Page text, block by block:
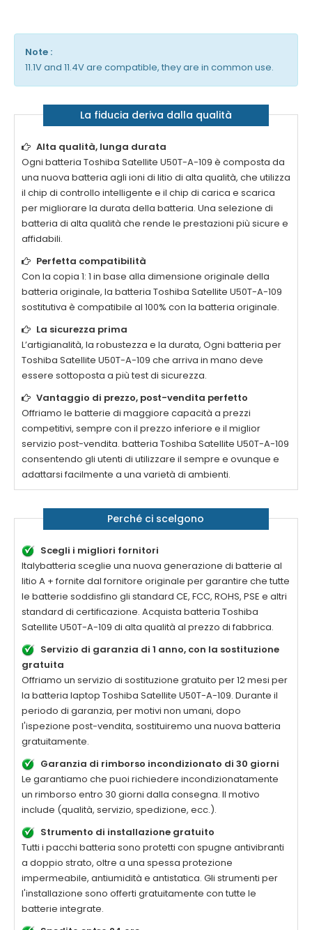
Note :
11.1V and 11.4V are compatible, they are in common use.
La fiducia deriva dalla qualità
Alta qualità, lunga durata
Ogni batteria Toshiba Satellite U50T-A-109 è composta da
una nuova batteria agli ioni di litio di alta qualità, che utilizza
il chip di controllo intelligente e il chip di carica e scarica
per migliorare la durata della batteria. Una selezione di
batteria di alta qualità che rende le prestazioni più sicure e
affidabili.
Perfetta compatibilità
Con la copia 1: 1 in base alla dimensione originale della
batteria originale, la batteria Toshiba Satellite U50T-A-109
sostitutiva è compatibile al 100% con la batteria originale.
La sicurezza prima
L’artigianalità, la robustezza e la durata, Ogni batteria per
Toshiba Satellite U50T-A-109 che arriva in mano deve
essere sottoposta a più test di sicurezza.
Vantaggio di prezzo, post-vendita perfetto
Offriamo le batterie di maggiore capacità a prezzi
competitivi, sempre con il prezzo inferiore e il miglior
servizio post-vendita. batteria Toshiba Satellite U50T-A-109
consentendo gli utenti di utilizzare il sempre e ovunque e
adattarsi facilmente a una varietà di ambienti.
Perché ci scelgono
Scegli i migliori fornitori
Italybatteria sceglie una nuova generazione di batterie al
litio A + fornite dal fornitore originale per garantire che tutte
le batterie soddisfino gli standard CE, FCC, ROHS, PSE e altri
standard di certificazione. Acquista batteria Toshiba
Satellite U50T-A-109 di alta qualità al prezzo di fabbrica.
Servizio di garanzia di 1 anno, con la sostituzione
gratuita
Offriamo un servizio di sostituzione gratuito per 12 mesi per
la batteria laptop Toshiba Satellite U50T-A-109. Durante il
periodo di garanzia, per motivi non umani, dopo
l'ispezione post-vendita, sostituiremo una nuova batteria
gratuitamente.
Garanzia di rimborso incondizionato di 30 giorni
Le garantiamo che puoi richiedere incondizionatamente
un rimborso entro 30 giorni dalla consegna. Il motivo
include (qualità, servizio, spedizione, ecc.).
Strumento di installazione gratuito
Tutti i pacchi batteria sono protetti con spugne antivibranti
a doppio strato, oltre a una spessa protezione
impermeabile, antiumidità e antistatica. Gli strumenti per
l'installazione sono offerti gratuitamente con tutte le
batterie integrate.